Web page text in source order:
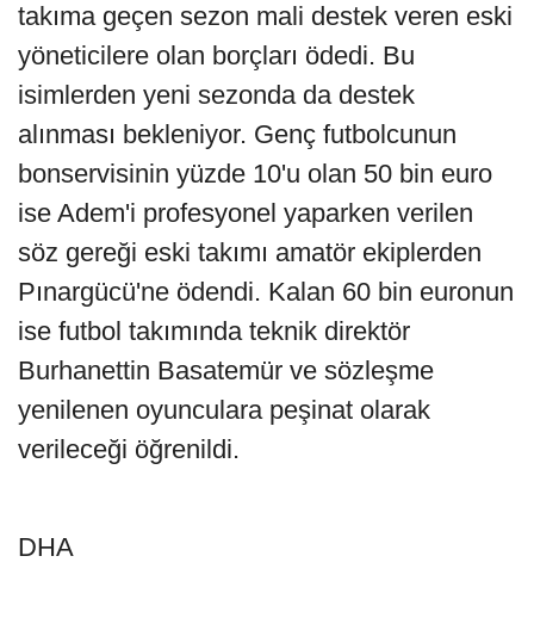
takıma geçen sezon mali destek veren eski
yöneticilere olan borçları ödedi. Bu
isimlerden yeni sezonda da destek
alınması bekleniyor. Genç futbolcunun
bonservisinin yüzde 10'u olan 50 bin euro
ise Adem'i profesyonel yaparken verilen
söz gereği eski takımı amatör ekiplerden
Pınargücü'ne ödendi. Kalan 60 bin euronun
ise futbol takımında teknik direktör
Burhanettin Basatemür ve sözleşme
yenilenen oyunculara peşinat olarak
verileceği öğrenildi.
DHA